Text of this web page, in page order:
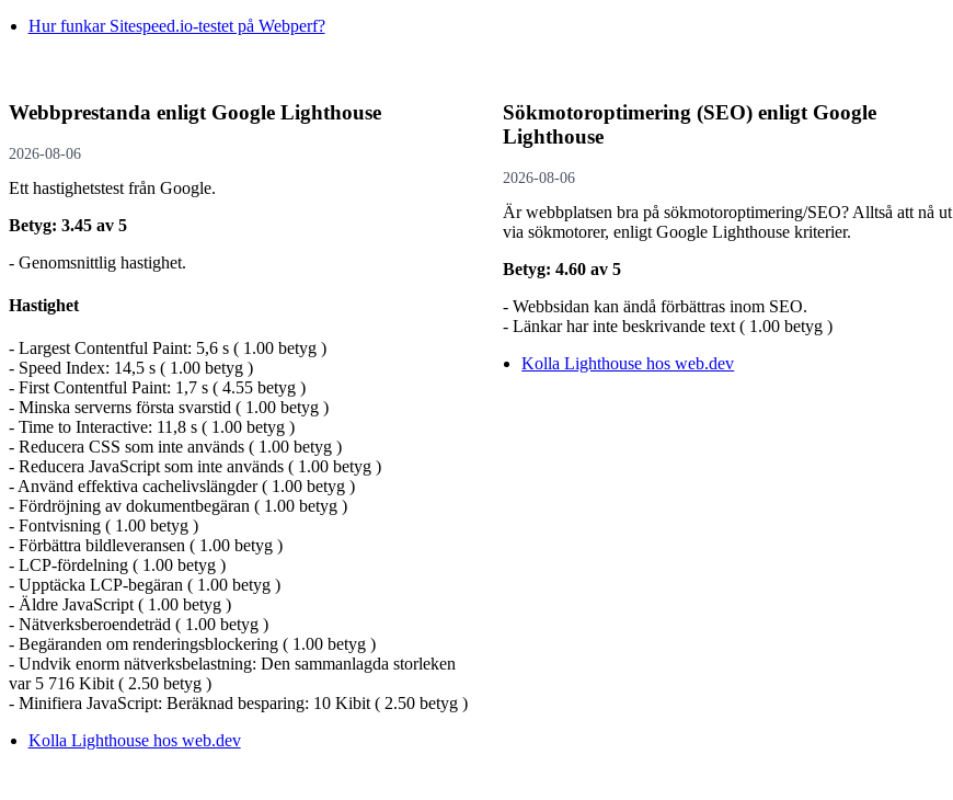
Hur funkar Sitespeed.io-testet på Webperf?
Webbprestanda enligt Google Lighthouse
2026-08-06
Ett hastighetstest från Google.
Betyg: 3.45 av 5
- Genomsnittlig hastighet.
Hastighet
- Largest Contentful Paint: 5,6 s ( 1.00 betyg )
- Speed Index: 14,5 s ( 1.00 betyg )
- First Contentful Paint: 1,7 s ( 4.55 betyg )
- Minska serverns första svarstid ( 1.00 betyg )
- Time to Interactive: 11,8 s ( 1.00 betyg )
- Reducera CSS som inte används ( 1.00 betyg )
- Reducera JavaScript som inte används ( 1.00 betyg )
- Använd effektiva cachelivslängder ( 1.00 betyg )
- Fördröjning av dokumentbegäran ( 1.00 betyg )
- Fontvisning ( 1.00 betyg )
- Förbättra bildleveransen ( 1.00 betyg )
- LCP-fördelning ( 1.00 betyg )
- Upptäcka LCP-begäran ( 1.00 betyg )
- Äldre JavaScript ( 1.00 betyg )
- Nätverksberoendeträd ( 1.00 betyg )
- Begäranden om renderingsblockering ( 1.00 betyg )
- Undvik enorm nätverksbelastning: Den sammanlagda storleken
var 5 716 Kibit ( 2.50 betyg )
- Minifiera JavaScript: Beräknad besparing: 10 Kibit ( 2.50 betyg )
Kolla Lighthouse hos web.dev
Sökmotoroptimering (SEO) enligt Google
Lighthouse
2026-08-06
Är webbplatsen bra på sökmotoroptimering/SEO? Alltså att nå ut
via sökmotorer, enligt Google Lighthouse kriterier.
Betyg: 4.60 av 5
- Webbsidan kan ändå förbättras inom SEO.
- Länkar har inte beskrivande text ( 1.00 betyg )
Kolla Lighthouse hos web.dev